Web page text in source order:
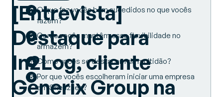
[Entrevista]
Destaque para
In2Log, cliente
Generix Group na
O que faz vocês bem sucedidos no que vocês
fazem?
Como vocês mantêm essa flexibilidade no
armazém?
Como vocês se destacam da multidão?
Por que vocês escolheram iniciar uma empresa
em Shenzhen?